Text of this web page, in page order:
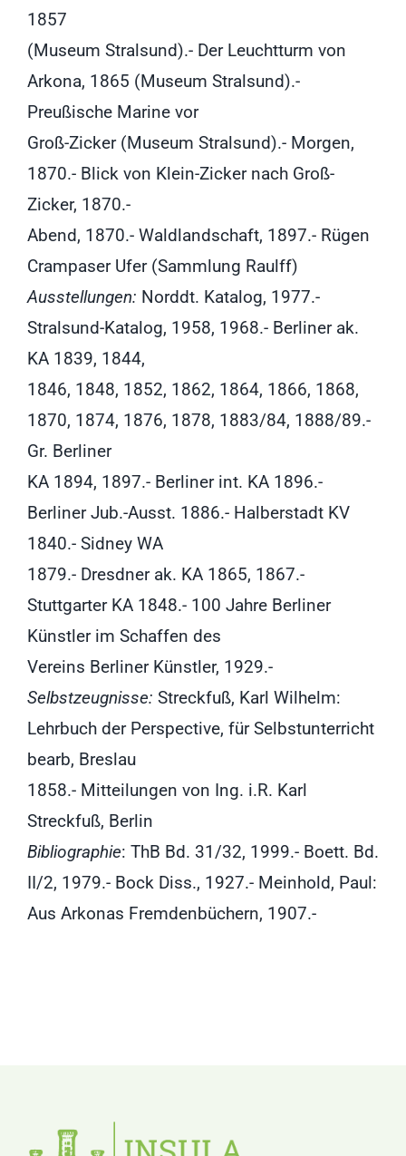
1857
(Museum Stralsund).- Der Leuchtturm von
Arkona, 1865 (Museum Stralsund).-
Preußische Marine vor
Groß-Zicker (Museum Stralsund).- Morgen,
1870.- Blick von Klein-Zicker nach Groß-
Zicker, 1870.-
Abend, 1870.- Waldlandschaft, 1897.- Rügen
Crampaser Ufer (Sammlung Raulff)
Ausstellungen: Norddt. Katalog, 1977.-
Stralsund-Katalog, 1958, 1968.- Berliner ak.
KA 1839, 1844,
1846, 1848, 1852, 1862, 1864, 1866, 1868,
1870, 1874, 1876, 1878, 1883/84, 1888/89.-
Gr. Berliner
KA 1894, 1897.- Berliner int. KA 1896.-
Berliner Jub.-Ausst. 1886.- Halberstadt KV
1840.- Sidney WA
1879.- Dresdner ak. KA 1865, 1867.-
Stuttgarter KA 1848.- 100 Jahre Berliner
Künstler im Schaffen des
Vereins Berliner Künstler, 1929.-
Selbstzeugnisse: Streckfuß, Karl Wilhelm:
Lehrbuch der Perspective, für Selbstunterricht
bearb, Breslau
1858.- Mitteilungen von Ing. i.R. Karl
Streckfuß, Berlin
Bibliographie: ThB Bd. 31/32, 1999.- Boett. Bd.
II/2, 1979.- Bock Diss., 1927.- Meinhold, Paul:
Aus Arkonas Fremdenbüchern, 1907.-